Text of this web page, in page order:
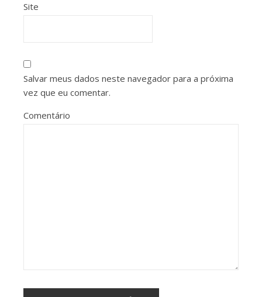
Site
Salvar meus dados neste navegador para a próxima
vez que eu comentar.
Comentário